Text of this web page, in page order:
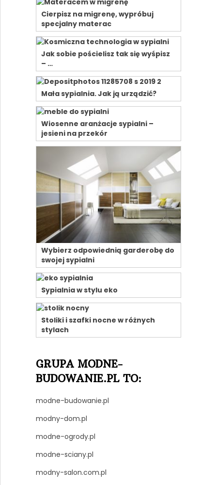
Cierpisz na migrenę, wypróbuj
specjalny materac
Jak sobie pościelisz tak się wyśpisz
– …
Mała sypialnia. Jak ją urządzić?
Wiosenne aranżacje sypialni –
jesieni na przekór
Wybierz odpowiednią garderobę do
swojej sypialni
Sypialnia w stylu eko
Stoliki i szafki nocne w różnych
stylach
GRUPA MODNE-
BUDOWANIE.PL TO:
modne-budowanie.pl
modny-dom.pl
modne-ogrody.pl
modne-sciany.pl
modny-salon.com.pl